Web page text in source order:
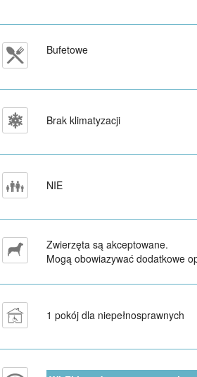
Bufetowe
Brak klimatyzacji
NIE
Zwierzęta są akceptowane.
Mogą obowiazywać dodatkowe
1 pokój dla niepełnosprawnych